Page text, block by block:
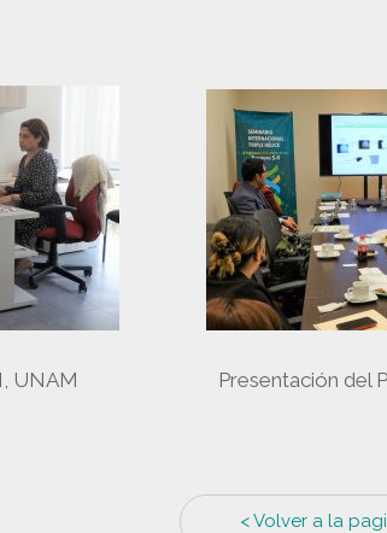
UNAM Presentación del
< Volver a la